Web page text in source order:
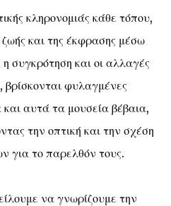
κληρονομιάς κάθε τόπου,
ζωής και της έκφρασης μέσω
συγκρότηση και οι αλλαγές
φυλαγμένες
αυτά τα μουσεία βέβαια,
την οπτική και την σχέση
για το παρελθόν τους.
να γνωρίζουμε την